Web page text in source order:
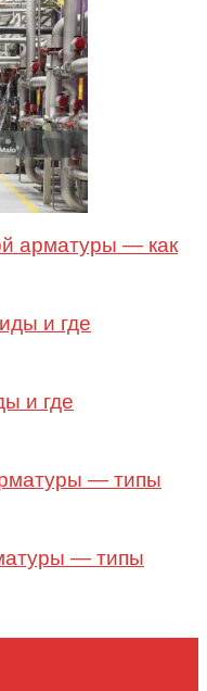
арматуры — как
и где
— типы